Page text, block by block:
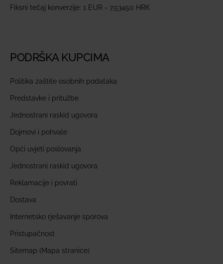
Fiksni tečaj konverzije: 1 EUR = 7,53450 HRK
PODRŠKA KUPCIMA
Politika zaštite osobnih podataka
Predstavke i pritužbe
Jednostrani raskid ugovora
Dojmovi i pohvale
Opći uvjeti poslovanja
Jednostrani raskid ugovora
Reklamacije i povrati
Dostava
Internetsko rješavanje sporova
Pristupačnost
Sitemap (Mapa stranice)